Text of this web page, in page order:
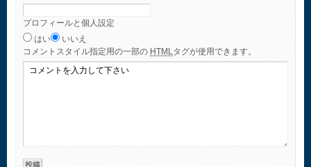
プロフィールと個人設定
はい
いいえ
コメント スタイル指定用の一部の HTMLタグが使用できます。